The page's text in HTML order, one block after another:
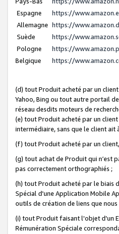
Espagne
https://
Allemagne https://
Suède
https://
Pologne
https://
Belgique
https://
(d) tout Produit acheté par un
Yahoo, Bing ou tout autre portail
réseau desdits moteurs de
(e) tout Produit acheté par un
intermédiaire, sans que le client
(f) tout Produit acheté par un
(g) tout achat de Produit qui n’est
pas correctement orthographiés ;
(h) tout Produit acheté par le biais
Spécial d'une Application Mobile
outils de création de liens que
(i) tout Produit faisant l'objet d'un
Rémunération Spéciale